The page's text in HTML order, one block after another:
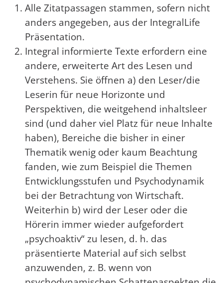
Alle Zitatpassagen stammen, sofern nicht
anders angegeben, aus der IntegralLife
Präsentation.
Integral informierte Texte erfordern eine
andere, erweiterte Art des Lesen und
Verstehens. Sie öffnen a) den Leser/die
Leserin für neue Horizonte und
Perspektiven, die weitgehend inhaltsleer
sind (und daher viel Platz für neue Inhalte
haben), Bereiche die bisher in einer
Thematik wenig oder kaum Beachtung
fanden, wie zum Beispiel die Themen
Entwicklungsstufen und Psychodynamik
bei der Betrachtung von Wirtschaft.
Weiterhin b) wird der Leser oder die
Hörerin immer wieder aufgefordert
„psychoaktiv“ zu lesen, d. h. das
präsentierte Material auf sich selbst
anzuwenden, z. B. wenn von